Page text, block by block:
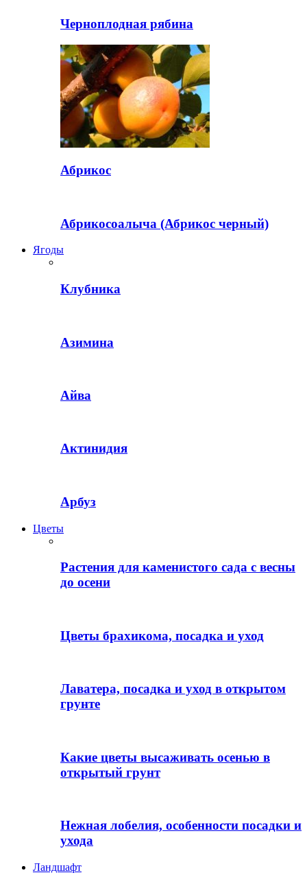
Черноплодная рябина
Абрикос
Абрикосоалыча (Абрикос черный)
Ягоды
Клубника
Азимина
Айва
Актинидия
Арбуз
Цветы
Растения для каменистого сада с весны
до осени
Цветы брахикома, посадка и уход
Лаватера, посадка и уход в открытом
грунте
Какие цветы высаживать осенью в
открытый грунт
Нежная лобелия, особенности посадки и
ухода
Ландшафт